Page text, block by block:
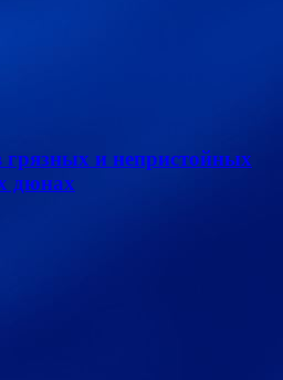
грязных и непристойных
дюнах